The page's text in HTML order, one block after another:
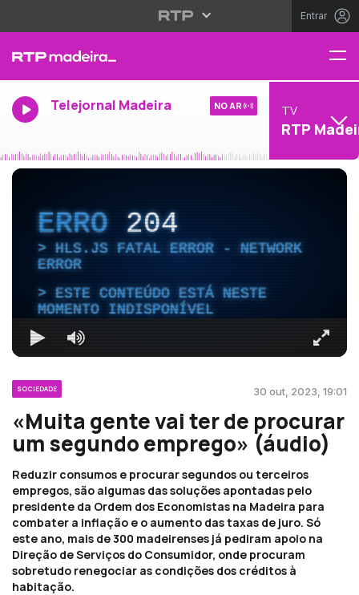
Entrar
Telejornal Madeira NO AR TV
RTP
ERRO204
HLS.JS FATAL ERROR - NETWORK
ERROR
ESTE CONTEÚDO ESTÁ NESTE
MOMENTO INDISPONÍVEL
SOCIEDADE 30 out, 2023, 19:01
«Muita gente vai ter de procurar
um segundo emprego» (áudio)
Reduzir consumos e procurar segundos ou terceiros
empregos, são algumas das soluções apontadas pelo
presidente da Ordem dos Economistas na Madeira para
combater a inflação e o aumento das taxas de juro. Só
este ano, mais de 300 madeirenses já pediram apoio na
Direção de Serviços do Consumidor, onde procuram
sobretudo renegociar as condições dos créditos à
habitação.